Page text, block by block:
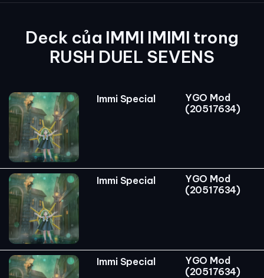
Deck của IMMI IMIMI trong
RUSH DUEL SEVENS
Immi Special
YGO Mod
(20517634)
Immi Special
YGO Mod
(20517634)
Immi Special
YGO Mod
(20517634)